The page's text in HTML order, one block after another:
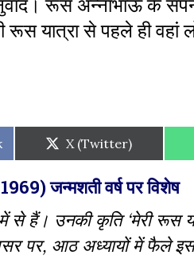
रूस यात्रा से पहले ही
Share
on
X (Twitter)
जन्मशती वर्ष पर विशेष
से हैं। उनकी कृति ‘मेरी रूस
पर, आठ अध्यायों में फैले